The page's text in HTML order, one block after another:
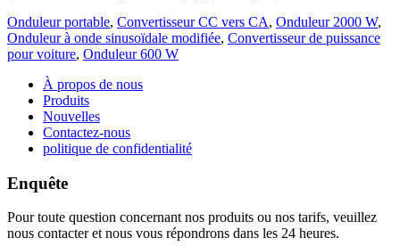
Onduleur portable, Convertisseur CC vers CA, Onduleur 2000 W,
Onduleur à onde sinusoïdale modifiée, Convertisseur de puissance
pour voiture, Onduleur 600 W
À propos de nous
Produits
Nouvelles
Contactez-nous
politique de confidentialité
Enquête
Pour toute question concernant nos produits ou nos tarifs, veuillez
nous contacter et nous vous répondrons dans les 24 heures.